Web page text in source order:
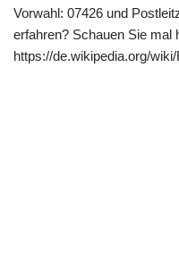
Vorwahl: 07426 und
erfahren? Schauen Sie mal
https://de.wikipedia.org/wiki/